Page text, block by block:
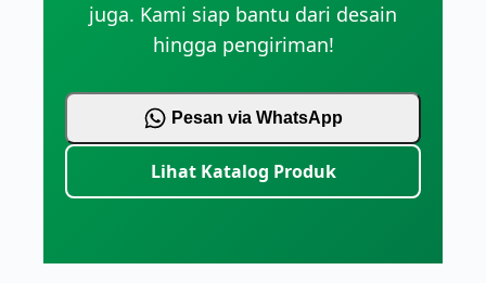
juga. Kami siap bantu dari desain
hingga pengiriman!
Pesan via WhatsApp
Lihat Katalog Produk